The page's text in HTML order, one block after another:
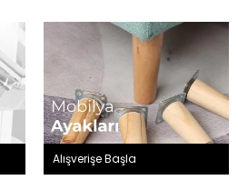
Alışverişe Başla